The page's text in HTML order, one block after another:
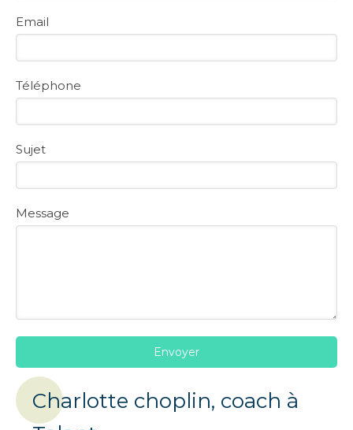
Email
Téléphone
Sujet
Message
Envoyer
Charlotte choplin, coach à